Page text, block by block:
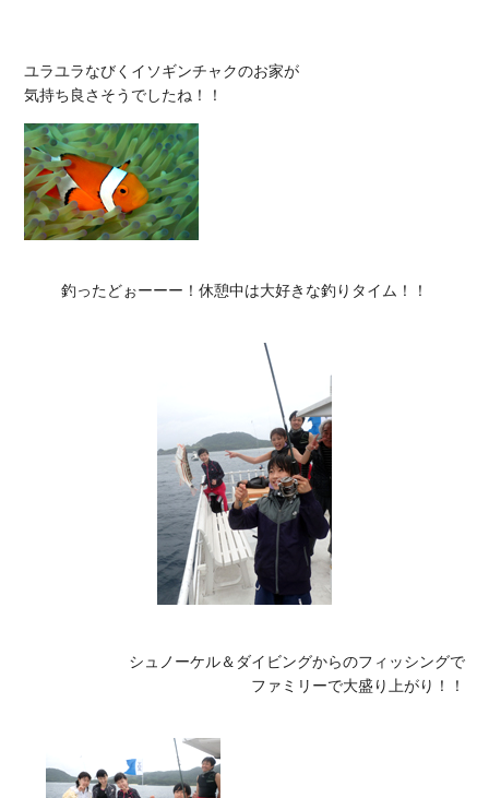
ユラユラなびくイソギンチャクのお家が
釣ったどぉーーー！休憩中は大好きな釣りタイム！！
シュノーケル＆ダイビングからのフィッシングで
ファミリーで大盛り上がり！！